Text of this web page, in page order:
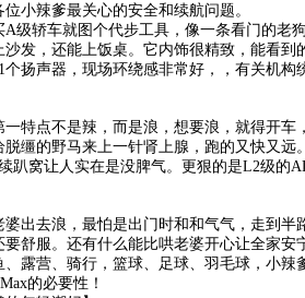
小辣爹最关心的安全和续航问题。
A级轿车就图个代步工具，像一条看门的老
沙发，还能上饭桌。它内饰很精致，能看
个扬声器，现场环绕感非常好，，有关机
一特点不是辣，而是浪，想要浪，就得开
脱缰的野马来上一针肾上腺，跑的又快又
趴窝让人实在是没脾气。更狠的是L2级的
婆出去浪，最怕是出门时和和气气，走到
要舒服。还有什么能比哄老婆开心让全家
、露营、骑行，篮球、足球、羽毛球，小
的必要性！